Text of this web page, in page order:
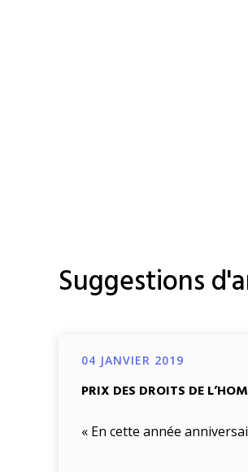
Suggestions
04 JANVIER 2019
PRIX DES DROITS DE
« En cette année